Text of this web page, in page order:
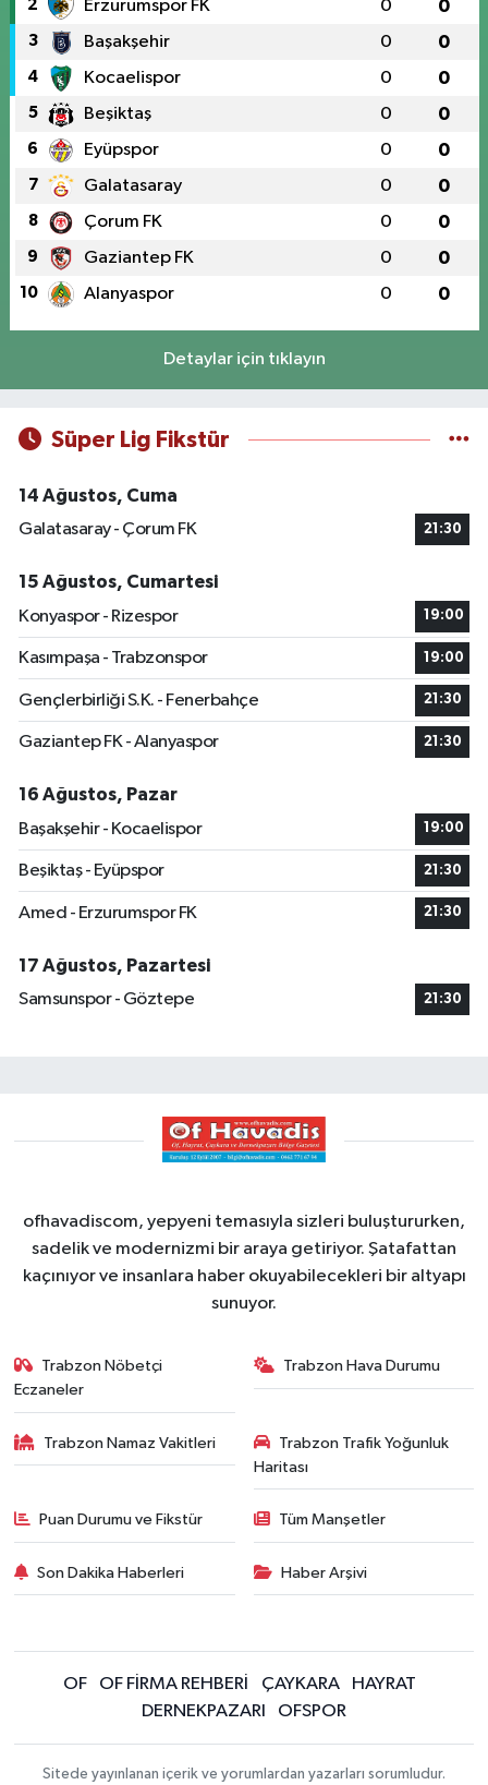
2 Erzurumspor FK 0 0
3 Başakşehir 0 0
4 Kocaelispor 0 0
5 Beşiktaş 0 0
6 Eyüpspor 0 0
7 Galatasaray 0 0
8 Çorum FK 0 0
9 Gaziantep FK 0 0
10 Alanyaspor 0 0
Detaylar için tıklayın
Süper Lig Fikstür
14 Ağustos, Cuma
Galatasaray - Çorum FK
21:30
15 Ağustos, Cumartesi
Konyaspor - Rizespor
19:00
Kasımpaşa - Trabzonspor 19:00
Gençlerbirliği S.K. - Fenerbahçe 21:30
Gaziantep FK - Alanyaspor 21:30
16 Ağustos, Pazar
Başakşehir - Kocaelispor
19:00
Beşiktaş - Eyüpspor 21:30
Amed - Erzurumspor FK 21:30
17 Ağustos, Pazartesi
Samsunspor - Göztepe
21:30
ofhavadiscom, yepyeni temasıyla sizleri buluştururken,
sadelik ve modernizmi bir araya getiriyor. Şatafattan
kaçınıyor ve insanlara haber okuyabilecekleri bir altyapı
sunuyor.
Trabzon Nöbetçi
Eczaneler
Trabzon Hava Durumu
Trabzon Namaz Vakitleri
Trabzon Trafik Yoğunluk
Haritası
Puan Durumu ve Fikstür Tüm Manşetler
Son Dakika Haberleri Haber Arşivi
OF OF FİRMA REHBERİ ÇAYKARA
HAYRAT
DERNEKPAZARI
OFSPOR
Sitede yayınlanan içerik ve yorumlardan yazarları sorumludur.